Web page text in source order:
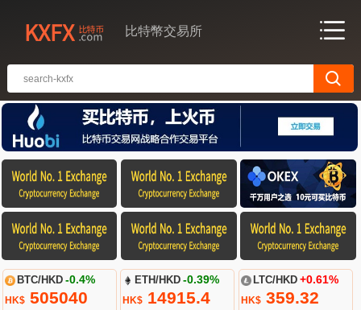
比特幣交易所
BTC/HKD -0.4%
HK$505040
ETH/HKD -0.39%
HK$ 14915.4
LTC/HKD +0.61%
HK$359.32